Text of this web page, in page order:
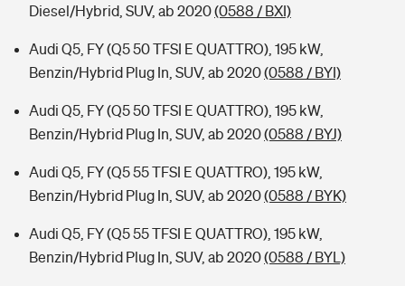
Diesel/Hybrid, SUV, ab 2020(0588 / BXI)
Audi Q5, FY (Q5 50 TFSI E QUATTRO), 195 kW,
Benzin/Hybrid Plug In, SUV, ab 2020(0588 / BYI)
Audi Q5, FY (Q5 50 TFSI E QUATTRO), 195 kW,
Benzin/Hybrid Plug In, SUV, ab 2020(0588 / BYJ)
Audi Q5, FY (Q5 55 TFSI E QUATTRO), 195 kW,
Benzin/Hybrid Plug In, SUV, ab 2020(0588 / BYK)
Audi Q5, FY (Q5 55 TFSI E QUATTRO), 195 kW,
Benzin/Hybrid Plug In, SUV, ab 2020(0588 / BYL)